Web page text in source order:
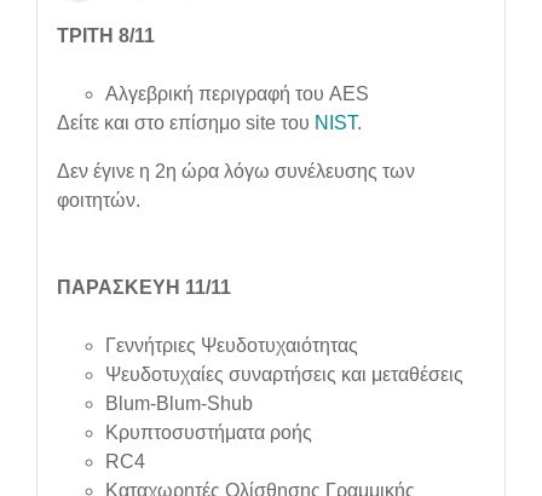
ΤΡΙΤΗ 8/11
Αλγεβρική περιγραφή του AES
Δείτε και στο επίσημο site του NIST.
Δεν έγινε η 2η ώρα λόγω συνέλευσης των
φοιτητών.
ΠΑΡΑΣΚΕΥΗ 11/11
Γεννήτριες Ψευδοτυχαιότητας
Ψευδοτυχαίες συναρτήσεις και μεταθέσεις
Blum-Blum-Shub
Κρυπτοσυστήματα ροής
RC4
Καταχωρητές Ολίσθησης Γραμμικής